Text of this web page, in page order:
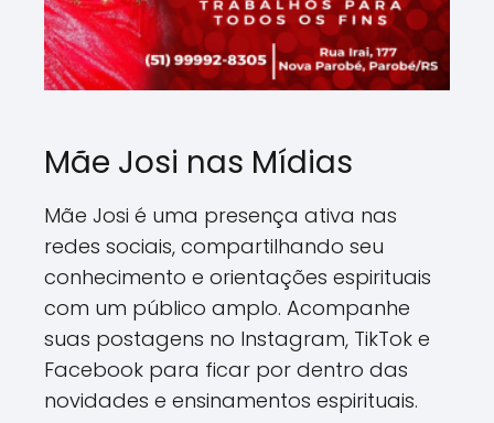
Mãe Josi nas Mídias
Mãe Josi é uma presença ativa nas
redes sociais, compartilhando seu
conhecimento e orientações espirituais
com um público amplo. Acompanhe
suas postagens no Instagram, TikTok e
Facebook para ficar por dentro das
novidades e ensinamentos espirituais.